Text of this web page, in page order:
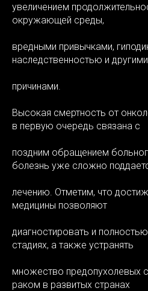
увеличением
окружающей среды,
вредными привычками,
наследственностью и другими
причинами.
Высокая смертность от
в первую очередь связана с
поздним обращением
болезнь уже сложно
лечению. Отметим, что
медицины позволяют
диагностировать и
стадиях, а также устранять
множество предопухолевых
раком в развитых странах